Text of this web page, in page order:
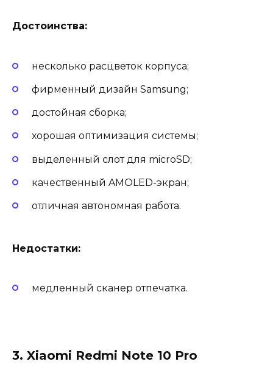
Достоинства:
несколько расцветок корпуса;
фирменный дизайн Samsung;
достойная сборка;
хорошая оптимизация системы;
выделенный слот для microSD;
качественный AMOLED-экран;
отличная автономная работа.
Недостатки:
медленный сканер отпечатка.
3. Xiaomi Redmi Note 10 Pro